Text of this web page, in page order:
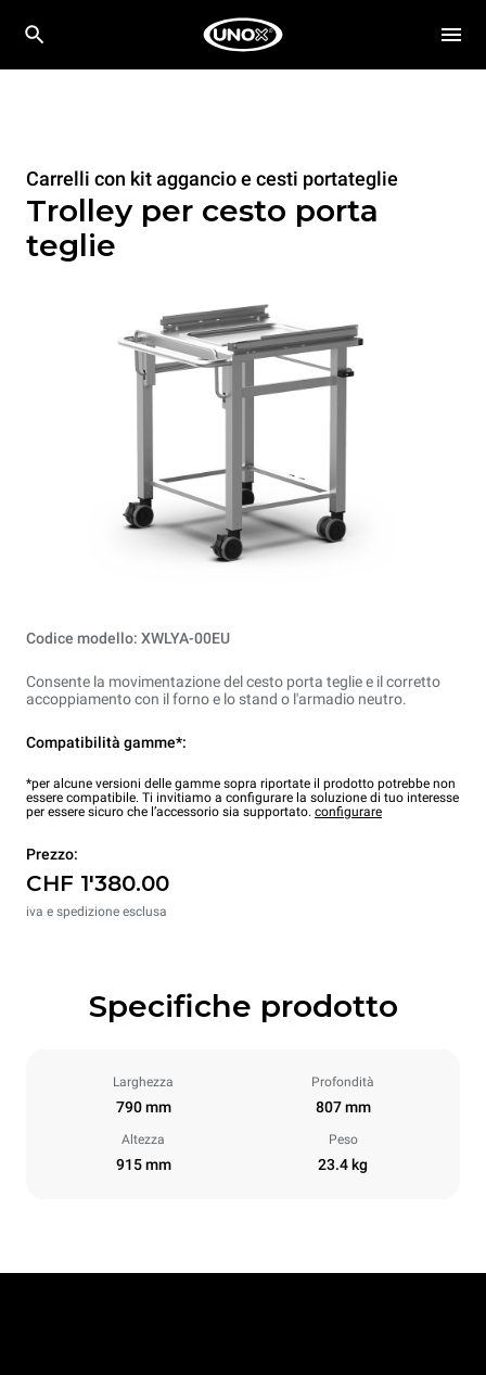
Carrelli con kit aggancio e cesti portateglie
Trolley per cesto porta
teglie
Codice modello: XWLYA-00EU
Consente la movimentazione del cesto porta teglie e il corretto
accoppiamento con il forno e lo stand o l'armadio neutro.
Compatibilità gamme*:
*per alcune versioni delle gamme sopra riportate il prodotto potrebbe non
essere compatibile. Ti invitiamo a configurare la soluzione di tuo interesse
per essere sicuro che l’accessorio sia supportato. configurare
Prezzo:
CHF 1'380.00
iva e spedizione esclusa
Specifiche prodotto
Larghezza
790 mm
Profondità
807 mm
Altezza
915 mm
Peso
23.4 kg